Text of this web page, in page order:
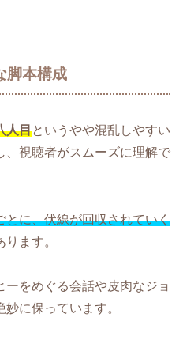
脚本構成
人目というやや混乱しやすい
、視聴者がスムーズに理解で
とに、伏線が回収されていく
ます。
ーをめぐる会話や皮肉なジョ
に保っています。